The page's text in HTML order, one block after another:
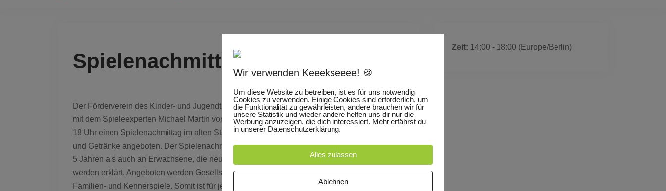
Spielenachmittag
Der Förderverein des Kinder- und Jugendtheaters Speyer e. V. veranstaltet in Zusammenarbeit
mit dem Spieleexperten Michael Martin vom Spiele-Cosmos und weiteren Helfern von 14 bis
18 Uhr einen Spielenachmittag im alten Stadtsaal. Im Theatercafé werden Kuchen, Brezeln
und Getränke angeboten. Der Spielenachmittag richtet sich sowohl an Familien mit Kindern ab
5 Jahren als auch an Erwachsene, die neue Spiele kennenlernen möchten. Die Regeln
werden erklärt. Angeboten werden Gesellschafts-, Brett- und Kartenspiele als Kinder-,
Familien- und Kennerspiele. Somit ist für jeden Geschmack etwas dabei.
Zeit: 14:00 - 18:00 (Europe/Berlin)
Wir verwenden Keeekseeee! 🍪
Um diese Website zu betreiben, ist es für uns notwendig
Cookies zu verwenden. Einige Cookies sind erforderlich, um
die Funktionalität zu gewährleisten, andere brauchen wir für
unsere Statistik und wieder andere helfen uns dir nur die
Werbung anzuzeigen, die dich interessiert. Mehr erfährst du
in unserer Datenschutzerklärung.
Alles zulassen
Ablehnen